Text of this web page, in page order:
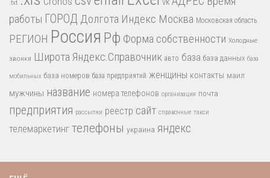
.txt
работы ГОРОД Долгота Индекс Москва Московская область
РЕГИОН Россия Рф Форма собственности Холодные
звонки Широта Яндекс.Справочник авто база база данных база
мобильных база номеров база предприятий женщины контакты маил
мужчины название номера телефонов организация почта
предприятия рассылки реестр сайт справочные такси
телемаркетинг телефоны украина яндекс